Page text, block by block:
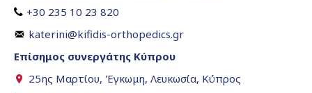
+30 235 10 23 820
katerini@kifidis-orthopedics.gr
Επίσημος συνεργάτης Κύπρου
25ης Μαρτίου, Έγκωμη, Λευκωσία, Κύπρος